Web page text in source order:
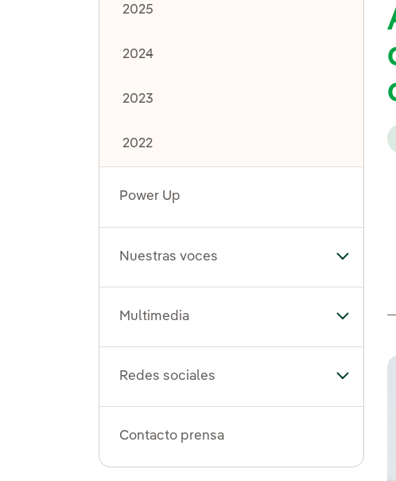
2025
2024
2023
2022
Power Up
Nuestras voces Alternar
Multimedia Alternar
Redes sociales Alternar
Contacto prensa